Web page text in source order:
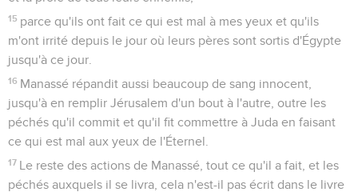
15 parce qu'ils ont fait ce qui est mal à mes yeux et qu'ils
m'ont irrité depuis le jour où leurs pères sont sortis d'Égypte
jusqu'à ce jour.
16 Manassé répandit aussi beaucoup de sang innocent,
jusqu'à en remplir Jérusalem d'un bout à l'autre, outre les
péchés qu'il commit et qu'il fit commettre à Juda en faisant
ce qui est mal aux yeux de l'Éternel.
17 Le reste des actions de Manassé, tout ce qu'il a fait, et les
péchés auxquels il se livra, cela n'est-il pas écrit dans le livre